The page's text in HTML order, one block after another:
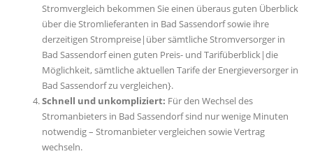
Stromvergleich bekommen Sie einen überaus guten Überblick
über die Stromlieferanten in Bad Sassendorf sowie ihre
derzeitigen Strompreise|über sämtliche Stromversorger in
Bad Sassendorf einen guten Preis- und Tarifüberblick|die
Möglichkeit, sämtliche aktuellen Tarife der Energieversorger in
Bad Sassendorf zu vergleichen}.
Schnell und unkompliziert: Für den Wechsel des
Stromanbieters in Bad Sassendorf sind nur wenige Minuten
notwendig – Stromanbieter vergleichen sowie Vertrag
wechseln.